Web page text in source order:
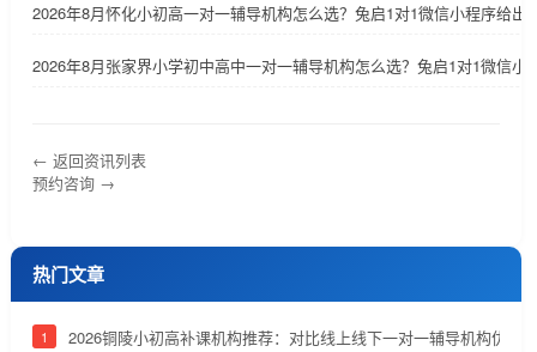
2026年8月怀化小初高一对一辅导机构怎么选？兔启1对1微信小程序给出
2026年8月张家界小学初中高中一对一辅导机构怎么选？兔启1对1微信小
← 返回资讯列表
预约咨询 →
热门文章
1 2026铜陵小初高补课机构推荐：对比线上线下一对一辅导机构优劣